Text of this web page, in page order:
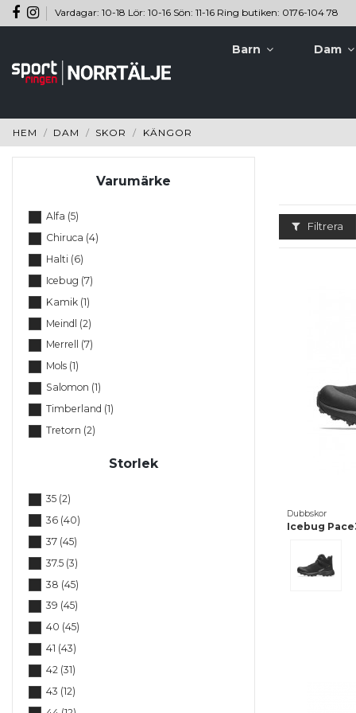
Vardagar: 10-18 Lör: 10-16 Sön: 11-16 Ring butiken: 0176-104 78
Barn Dam
HEM DAM SKOR KÄNGOR
Filtrera
Dubbskor
Icebug
Varumärke
Alfa (5)
Chiruca (4)
Halti (6)
Icebug (7)
Kamik (1)
Meindl (2)
Merrell (7)
Mols (1)
Salomon (1)
Timberland (1)
Tretorn (2)
Storlek
35 (2)
36 (40)
37 (45)
37.5 (3)
38 (45)
39 (45)
40 (45)
41 (43)
42 (31)
43 (12)